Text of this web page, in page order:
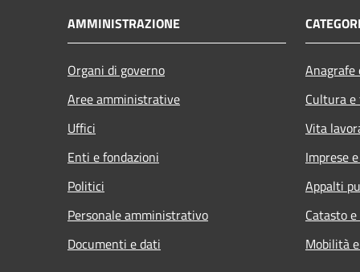
AMMINISTRAZIONE
Organi di governo
Aree amministrative
Uffici
Enti e fondazioni
Politici
Personale amministrativo
Documenti e dati
Cultura
Vita
Imprese
Appalti
Catasto
Mobilità